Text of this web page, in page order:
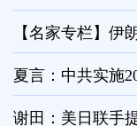
【名家专栏】伊
夏言：中共实施
谢田：美日联手